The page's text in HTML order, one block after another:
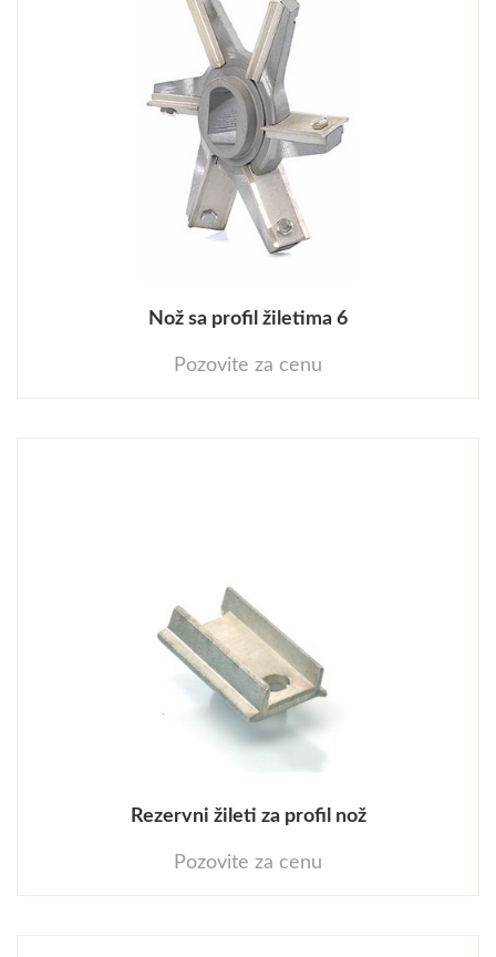
Nož sa profil žiletima 6
Pozovite za cenu
Rezervni žileti za profil nož
Pozovite za cenu